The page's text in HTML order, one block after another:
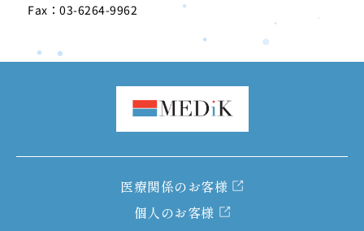
Fax：03-6264-9962
医療関係のお客様
個人のお客様